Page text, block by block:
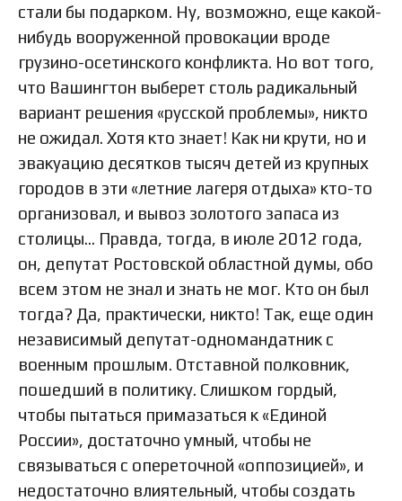
стали бы подарком. Ну, возможно, еще какой-
нибудь вооруженной провокации вроде
грузино-осетинского конфликта. Но вот того,
что Вашингтон выберет столь радикальный
вариант решения «русской проблемы», никто
не ожидал. Хотя кто знает! Как ни крути, но и
эвакуацию десятков тысяч детей из крупных
городов в эти «летние лагеря отдыха» кто-то
организовал, и вывоз золотого запаса из
столицы… Правда, тогда, в июле 2012 года,
он, депутат Ростовской областной думы, обо
всем этом не знал и знать не мог. Кто он был
тогда? Да, практически, никто! Так, еще один
независимый депутат-одномандатник с
военным прошлым. Отставной полковник,
пошедший в политику. Слишком гордый,
чтобы пытаться примазаться к «Единой
России», достаточно умный, чтобы не
связываться с опереточной «оппозицией», и
недостаточно влиятельный, чтобы создать